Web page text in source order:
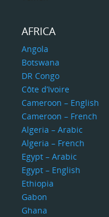
AFRICA
Angola
Botswana
DR Congo
Côte d’Ivoire
Cameroon – English
Cameroon – French
Algeria – Arabic
Algeria – French
Egypt – Arabic
Egypt – English
Ethiopia
Gabon
Ghana